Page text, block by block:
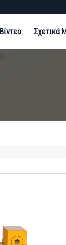
Βίντεο Σχετικά